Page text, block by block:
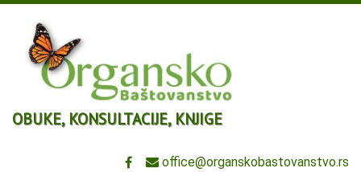
OBUKE, KONSULTACIJE, KNJIGE
office@organskobastovanstvo.rs